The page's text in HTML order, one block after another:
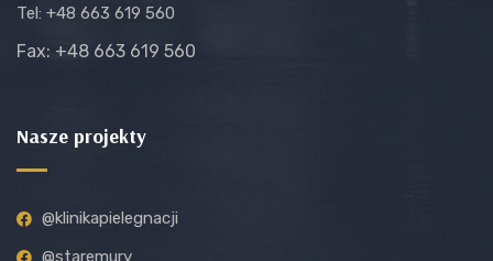
Tel: +48 663 619 560
Fax: +48 663 619 560
Nasze projekty
@klinikapielegnacji
@staremury